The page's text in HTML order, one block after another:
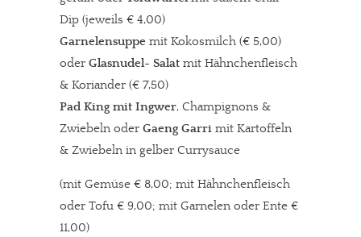
Dip (jeweils € 4,00)
Garnelensuppe mit Kokosmilch (€ 5,00)
oder Glasnudel- Salat mit Hähnchenfleisch
& Koriander (€ 7,50)
Pad King mit Ingwer, Champignons &
Zwiebeln oder Gaeng Garri mit Kartoffeln
& Zwiebeln in gelber Currysauce
(mit Gemüse € 8,00; mit Hähnchenfleisch
oder Tofu € 9,00; mit Garnelen oder Ente €
11,00)